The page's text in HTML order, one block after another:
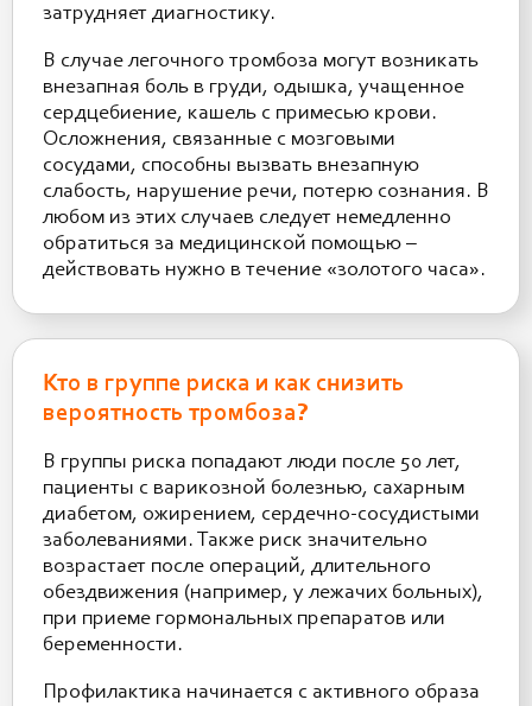
затрудняет диагностику.
В случае легочного тромбоза могут возникать
внезапная боль в груди, одышка, учащенное
сердцебиение, кашель с примесью крови.
Осложнения, связанные с мозговыми
сосудами, способны вызвать внезапную
слабость, нарушение речи, потерю сознания. В
любом из этих случаев следует немедленно
обратиться за медицинской помощью –
действовать нужно в течение «золотого часа».
Кто в группе риска и как снизить
вероятность тромбоза?
В группы риска попадают люди после 50 лет,
пациенты с варикозной болезнью, сахарным
диабетом, ожирением, сердечно-сосудистыми
заболеваниями. Также риск значительно
возрастает после операций, длительного
обездвижения (например, у лежачих больных),
при приеме гормональных препаратов или
беременности.
Профилактика начинается с активного образа